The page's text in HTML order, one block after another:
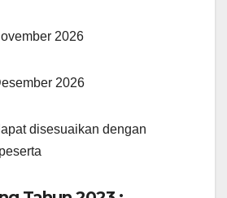
2026
2026
disesuaikan dengan